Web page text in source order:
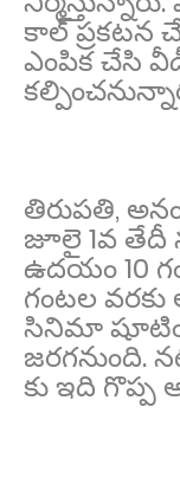
కాల్ ప్రకటన
ఎంపిక చేసి
తిరుపతి,
జూలై 1వ తేదీ
ఉదయం 10
గంటల
సినిమా
జరగనుంది.
కు ఇది గొప్ప